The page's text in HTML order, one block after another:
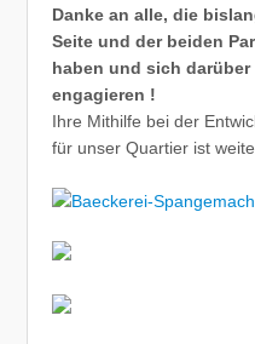
Danke an alle, die
Seite und der beiden
haben und sich
engagieren !
Ihre Mithilfe bei der
für unser Quartier ist